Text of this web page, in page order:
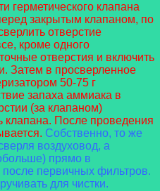
герметического клапана
закрытым клапаном, по
отверстие
кроме одного
отверстия и включить
Затем в просверленное
50-75 г
запаха аммиака в
(за клапаном)
клапана. После проведения
Собственно, то же
воздуховод, а
прямо в
после первичных фильтров.
для чистки.